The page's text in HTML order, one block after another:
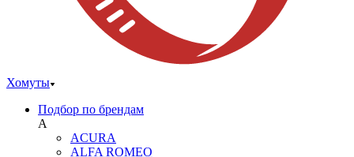
Хомуты
Подбор по брендам
A
ACURA
ALFA ROMEO